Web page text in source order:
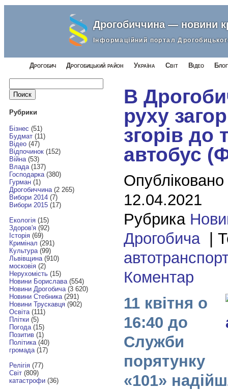
Дрогобиччина — новини
Інформаційний портал
Дрогобич Дрогобицький район Україна Світ Відео
Найти:
Рубрики
Бізнес (51)
Будмат(11)
Відео(47)
Відпочинок(152)
Війна(53)
Влада(137)
Господарка(380)
Гурман(1)
Дрогобиччина(2 265)
Вибори 2014(7)
Вибори 2015(17)
Екологія(15)
Здоров'я(92)
Історія(69)
Кримінал (291)
Культура(99)
Львівщина(910)
московія(2)
Нерухомість(15)
Новини Борислава(554)
Новини Дрогобича(3 620)
Новини Стебника(291)
Новини Трускавця(902)
Освіта(111)
Плітки(5)
Погода(15)
Позитив(1)
Політика(40)
громада(17)
Релігія(77)
Світ(809)
катастрофи(36)
В
руху
згорів до
автобус
12.04.2021
Рубрика
Дрогобича|
автотранспорт
Коментар
11 квітня о
16:40 до
Служби
порятунку
«101»